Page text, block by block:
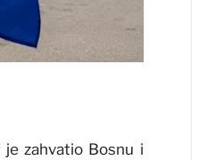
zahvatio Bosnu i